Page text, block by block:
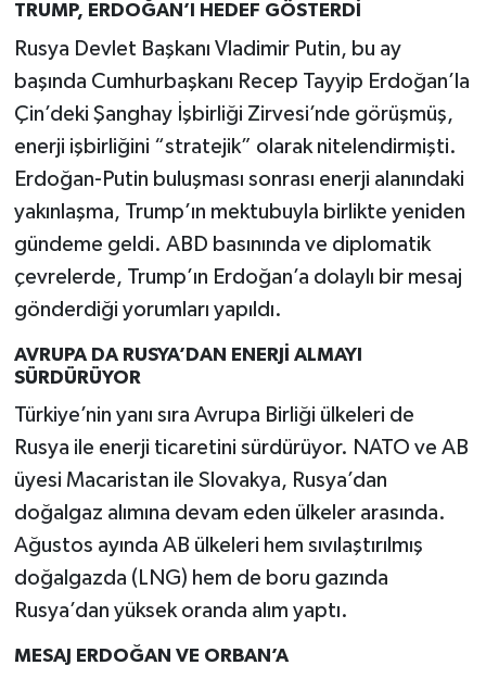
TRUMP, ERDOĞAN’I HEDEF GÖSTERDİ
Rusya Devlet Başkanı Vladimir Putin, bu ay
başında Cumhurbaşkanı Recep Tayyip Erdoğan’la
Çin’deki Şanghay İşbirliği Zirvesi’nde görüşmüş,
enerji işbirliğini “stratejik” olarak nitelendirmişti.
Erdoğan-Putin buluşması sonrası enerji alanındaki
yakınlaşma, Trump’ın mektubuyla birlikte yeniden
gündeme geldi. ABD basınında ve diplomatik
çevrelerde, Trump’ın Erdoğan’a dolaylı bir mesaj
gönderdiği yorumları yapıldı.
AVRUPA DA RUSYA’DAN ENERJİ ALMAYI
SÜRDÜRÜYOR
Türkiye’nin yanı sıra Avrupa Birliği ülkeleri de
Rusya ile enerji ticaretini sürdürüyor. NATO ve AB
üyesi Macaristan ile Slovakya, Rusya’dan
doğalgaz alımına devam eden ülkeler arasında.
Ağustos ayında AB ülkeleri hem sıvılaştırılmış
doğalgazda (LNG) hem de boru gazında
Rusya’dan yüksek oranda alım yaptı.
MESAJ ERDOĞAN VE ORBAN’A